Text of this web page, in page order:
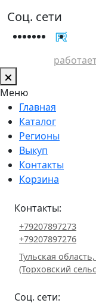
Соц. сети
Меню
Главная
Каталог
Регионы
Выкуп
Контакты
Корзина
Контакты:
+79207897273
+79207897276
Тульская
(Торховский
Соц. сети: